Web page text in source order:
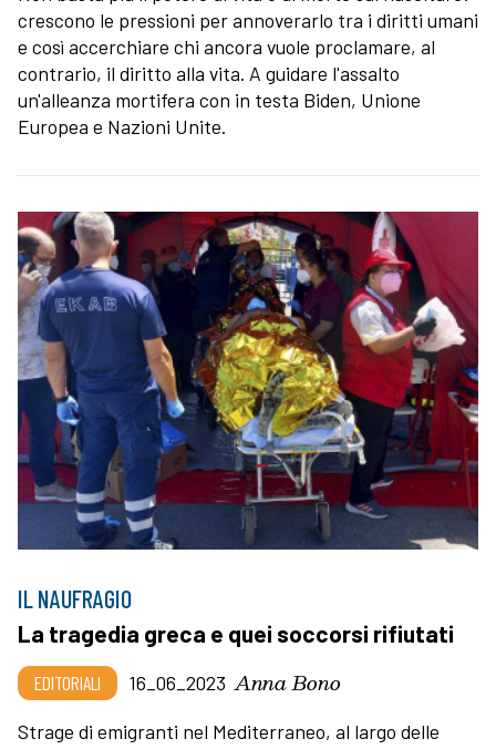
crescono le pressioni per annoverarlo tra i diritti umani
e così accerchiare chi ancora vuole proclamare, al
contrario, il diritto alla vita. A guidare l'assalto
un'alleanza mortifera con in testa Biden, Unione
Europea e Nazioni Unite.
IL NAUFRAGIO
La tragedia greca e quei soccorsi rifiutati
EDITORIALI 16_06_2023 Anna Bono
Strage di emigranti nel Mediterraneo, al largo delle